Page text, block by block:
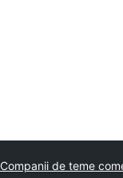
Companii de teme